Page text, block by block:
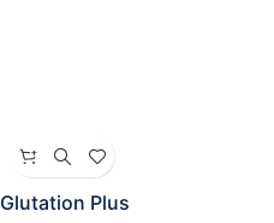
Glutation Plus